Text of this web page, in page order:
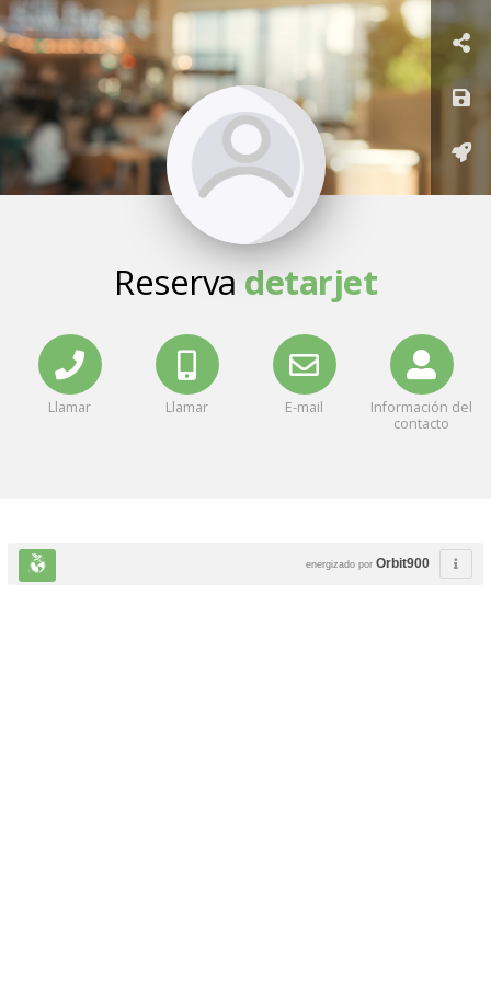
Reserva detarjet
Llamar Llamar E-mail
Información del
contacto
energizado por Orbit900